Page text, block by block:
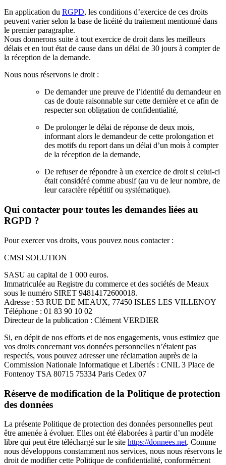
En application du RGPD, les conditions d’exercice de ces droits
peuvent varier selon la base de licéité du traitement mentionné dans
le premier paragraphe.
Nous donnerons suite à tout exercice de droit dans les meilleurs
délais et en tout état de cause dans un délai de 30 jours à compter de
la réception de la demande.
Nous nous réservons le droit :
De demander une preuve de l’identité du demandeur en
cas de doute raisonnable sur cette dernière et ce afin de
respecter son obligation de confidentialité,
De prolonger le délai de réponse de deux mois,
informant alors le demandeur de cette prolongation et
des motifs du report dans un délai d’un mois à compter
de la réception de la demande,
De refuser de répondre à un exercice de droit si celui-ci
était considéré comme abusif (au vu de leur nombre, de
leur caractère répétitif ou systématique).
Qui contacter pour toutes les demandes liées au
RGPD ?
Pour exercer vos droits, vous pouvez nous contacter :
CMSI SOLUTION
SASU au capital de 1 000 euros.
Immatriculée au Registre du commerce et des sociétés de Meaux
sous le numéro SIRET 94814172600018.
Adresse : 53 RUE DE MEAUX, 77450 ISLES LES VILLENOY
Téléphone : 01 83 90 10 02
Directeur de la publication : Clément VERDIER
Si, en dépit de nos efforts et de nos engagements, vous estimiez que
vos droits concernant vos données personnelles n’étaient pas
respectés, vous pouvez adresser une réclamation auprès de la
Commission Nationale Informatique et Libertés : CNIL 3 Place de
Fontenoy TSA 80715 75334 Paris Cedex 07
Réserve de modification de la Politique de protection
des données
La présente Politique de protection des données personnelles peut
être amenée à évoluer. Elles ont été élaborées à partir d’un modèle
libre qui peut être téléchargé sur le site https://donnees.net. Comme
nous développons constamment nos services, nous nous réservons le
droit de modifier cette Politique de confidentialité, conformément